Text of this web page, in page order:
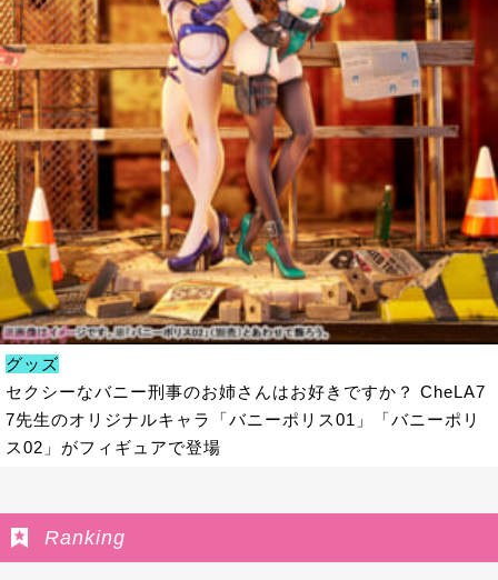
グッズ
セクシーなバニー刑事のお姉さんはお好きですか？ CheLA7
7先生のオリジナルキャラ「バニーポリス01」「バニーポリ
ス02」がフィギュアで登場
Ranking